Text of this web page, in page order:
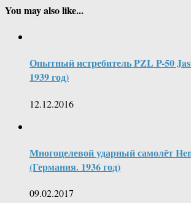
You may also like...
Опытный истребитель PZL P-50
1939 год)
12.12.2016
Многоцелевой ударный самолёт
(Германия. 1936 год)
09.02.2017